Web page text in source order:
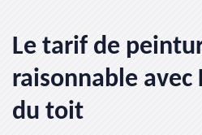
Le tarif de
raisonnable avec
du toit